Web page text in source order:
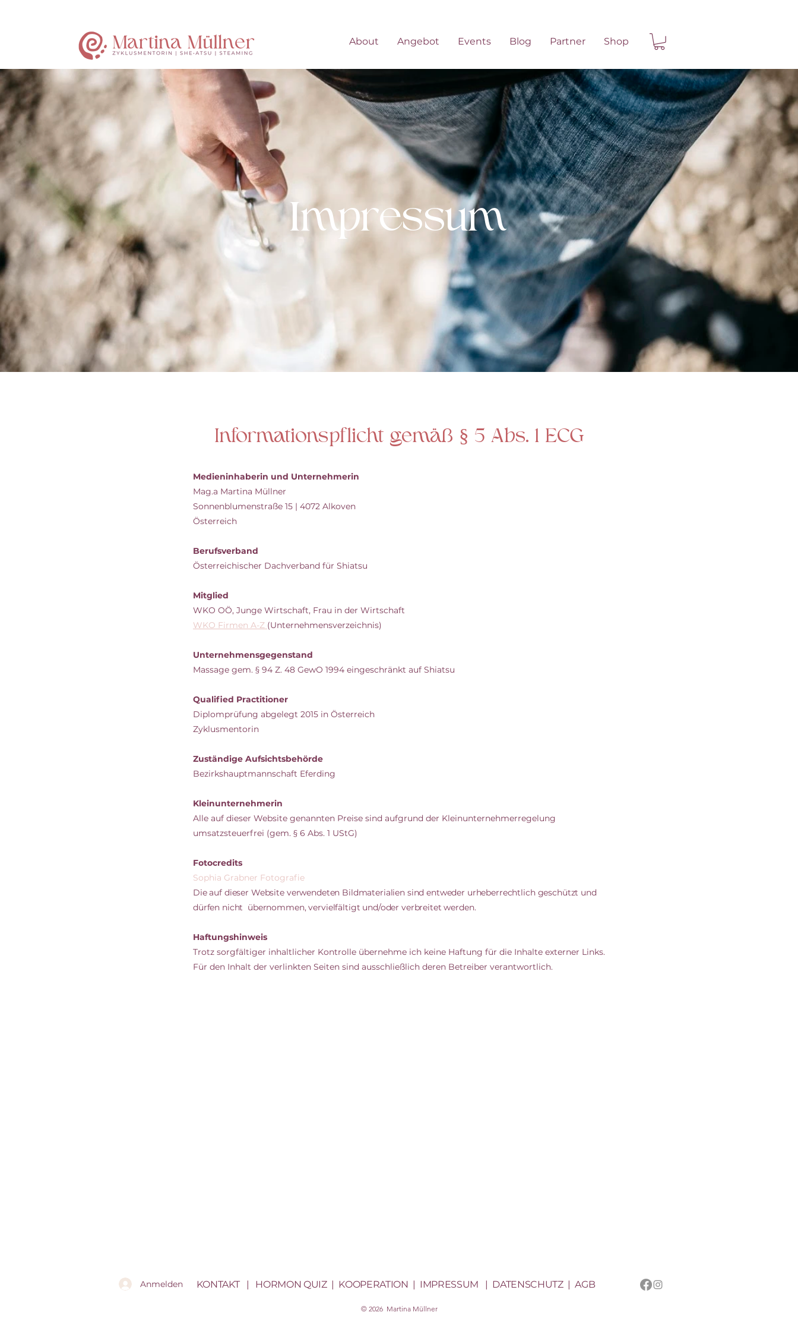
About Angebot Events Blog Partner Shop
Impressum
Informationspflicht gemäß § 5 Abs. 1 ECG
Medieninhaberin und Unternehmerin
Mag.a Martina Müllner
Sonnenblumenstraße 15 | 4072 Alkoven
Österreich
Berufsverband
Österreichischer Dachverband für Shiatsu
Mitglied
WKO OÖ, Junge Wirtschaft, Frau in der Wirtschaft
WKO Firmen A-Z (Unternehmensverzeichnis)
Unternehmensgegenstand
Massage gem. § 94 Z. 48 GewO 1994 eingeschränkt auf Shiatsu
Qualified Practitioner
Diplomprüfung abgelegt 2015 in Österreich
Zyklusmentorin
Zuständige Aufsichtsbehörde
Bezirkshauptmannschaft Eferding
Kleinunternehmerin
Alle auf dieser Website genannten Preise sind aufgrund der Kleinunternehmerregelung
umsatzsteuerfrei (gem. § 6 Abs. 1 UStG)
Fotocredits
Sophia Grabner Fotografie
Die auf dieser Website verwendeten Bildmaterialien sind entweder urheberrechtlich geschützt und
dürfen nicht übernommen, vervielfältigt und/oder verbreitet werden.
Haftungshinweis
Trotz sorgfältiger inhaltlicher Kontrolle übernehme ich keine Haftung für die Inhalte externer Links.
Für den Inhalt der verlinkten Seiten sind ausschließlich deren Betreiber verantwortlich.
Anmelden KONTAKT| HORMON QUIZ| KOOPERATION | IMPRESSUM | DATENSCHUTZ| AGB
© 2026 Martina Müllner